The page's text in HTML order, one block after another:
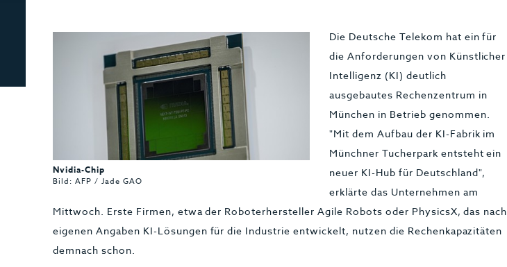
Nvidia-Chip
Bild: AFP / Jade GAO
Die Deutsche Telekom hat ein für
die Anforderungen von Künstlicher
Intelligenz (KI) deutlich
ausgebautes Rechenzentrum in
München in Betrieb genommen.
"Mit dem Aufbau der KI-Fabrik im
Münchner Tucherpark entsteht ein
neuer KI-Hub für Deutschland",
erklärte das Unternehmen am
Mittwoch. Erste Firmen, etwa der Roboterhersteller Agile Robots oder PhysicsX, das nach
eigenen Angaben KI-Lösungen für die Industrie entwickelt, nutzen die Rechenkapazitäten
demnach schon.